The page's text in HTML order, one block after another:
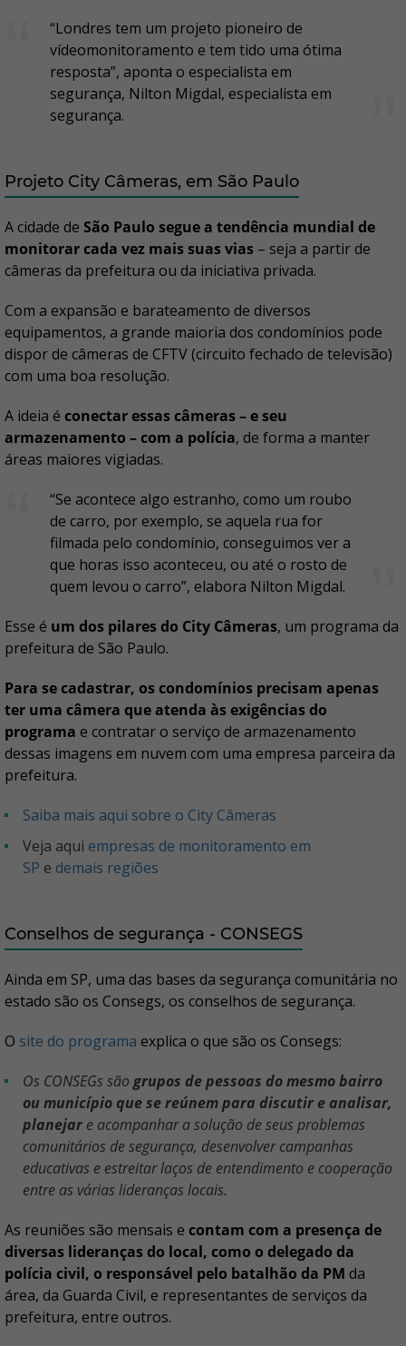
“Londres tem um projeto pioneiro de
vídeomonitoramento e tem tido uma ótima
resposta”, aponta o especialista em
segurança, Nilton Migdal, especialista em
segurança.
Projeto City Câmeras, em São Paulo
A cidade de São Paulo segue a tendência mundial de
monitorar cada vez mais suas vias – seja a partir de
câmeras da prefeitura ou da iniciativa privada.
Com a expansão e barateamento de diversos
equipamentos, a grande maioria dos condomínios pode
dispor de câmeras de CFTV (circuito fechado de televisão)
com uma boa resolução.
A ideia é conectar essas câmeras – e seu
armazenamento – com a polícia, de forma a manter
áreas maiores vigiadas.
“Se acontece algo estranho, como um roubo
de carro, por exemplo, se aquela rua for
filmada pelo condomínio, conseguimos ver a
que horas isso aconteceu, ou até o rosto de
quem levou o carro”, elabora Nilton Migdal.
Esse é um dos pilares do City Câmeras, um programa da
prefeitura de São Paulo.
Para se cadastrar, os condomínios precisam apenas
ter uma câmera que atenda às exigências do
programa e contratar o serviço de armazenamento
dessas imagens em nuvem com uma empresa parceira da
prefeitura.
Saiba mais aqui sobre o City Câmeras
Veja aqui empresas de monitoramento em
SP e demais regiões
Conselhos de segurança - CONSEGS
Ainda em SP, uma das bases da segurança comunitária no
estado são os Consegs, os conselhos de segurança.
O site do programa explica o que são os Consegs:
Os CONSEGs são grupos de pessoas do mesmo bairro
ou município que se reúnem para discutir e analisar,
planejar e acompanhar a solução de seus problemas
comunitários de segurança, desenvolver campanhas
educativas e estreitar laços de entendimento e cooperação
entre as várias lideranças locais.
As reuniões são mensais e contam com a presença de
diversas lideranças do local, como o delegado da
polícia civil, o responsável pelo batalhão da PM da
área, da Guarda Civil, e representantes de serviços da
prefeitura, entre outros.